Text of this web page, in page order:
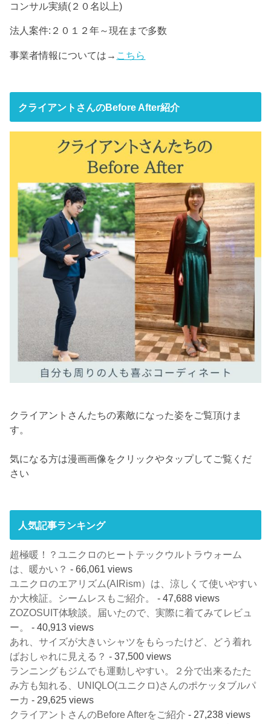
コンサル実績(２０名以上)
法人案件:２０１２年～現在まで多数
事業者情報については→ こちら
クライアントさんのBefore After紹介
クライアントさんたちの素敵になった姿をご覧頂けま
す。
気になる方は漫画画像をクリックやタップしてご覧くだ
さい
人気記事ランキング
超極暖！？ユニクロのヒートテックウルトラウォーム
は、暖かい？ - 66,061 views
ユニクロのエアリズム(AIRism）は、涼しくて使いやすい
か大検証。シームレスもご紹介。
- 47,688 views
ZOZOSUIT体験談。届いたので、実際に着てみてレビュ
ー。
- 40,913 views
あれ、サイズが大きいシャツをもらったけど、どう着れ
ばおしゃれに見える？ - 37,500 views
ランニングもジムでも運動しやすい。２分で出来るたた
み方も知れる、UNIQLO(ユニクロ)さんのポケッタブルパ
ーカ - 29,625 views
クライアントさんのBefore Afterをご紹介 - 27,238 views